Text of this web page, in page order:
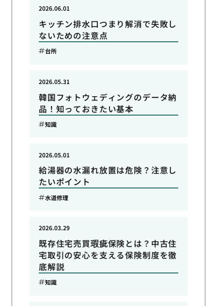
キッチン排水口つまり解消で失敗し
ないための注意点
2026.06.01
台所
韓国フォトウェディングのデータ納
品！知っておきたい基本
2026.05.31
知識
給湯器の水漏れ放置は危険？注意し
たいポイント
2026.05.01
水道修理
既存住宅売買瑕疵保険とは？中古住
宅取引の安心を支える保険制度を徹
底解説
2026.03.29
知識